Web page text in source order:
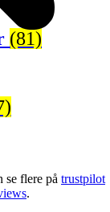
(81)
se flere på trustpilot
.